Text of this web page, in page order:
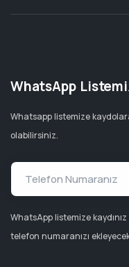
WhatsApp
Whatsapp listemize
olabilirsiniz.
WhatsApp listemize
telefon numaranızı